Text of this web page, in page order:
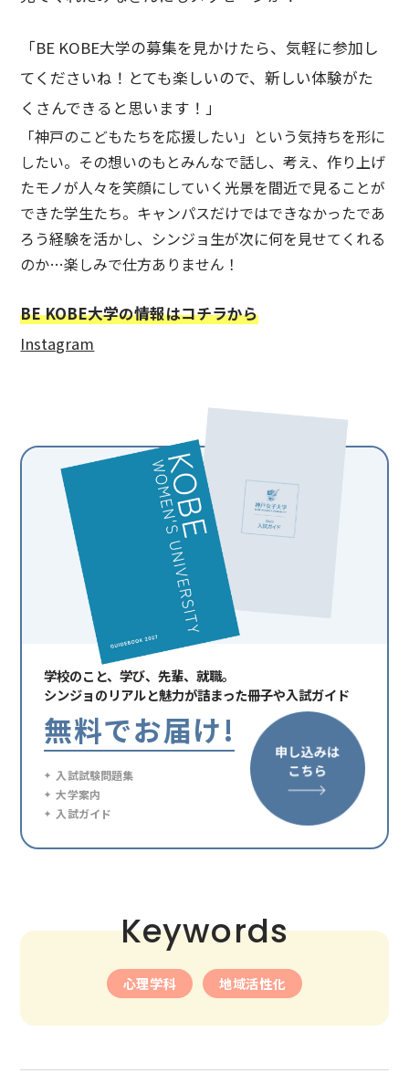
「BE KOBE大学の募集を見かけたら、気軽に参加し
てくださいね！とても楽しいので、新しい体験がた
くさんできると思います！」
「神戸のこどもたちを応援したい」という気持ちを形に
したい。その想いのもとみんなで話し、考え、作り上げ
たモノが人々を笑顔にしていく光景を間近で見ることが
できた学生たち。キャンパスだけではできなかったであ
ろう経験を活かし、シンジョ生が次に何を見せてくれる
のか…楽しみで仕方ありません！
BE KOBE大学の情報はコチラから
Instagram
学校のこと、学び、先輩、就職。
シンジョのリアルと魅力が詰まった冊子や入試ガイド
無料でお届け!
入試試験問題集
大学案内
入試ガイド
Keywords
心理学科 地域活性化